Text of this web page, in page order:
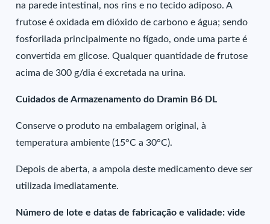
na parede intestinal, nos rins e no tecido adiposo. A
frutose é oxidada em dióxido de carbono e água; sendo
fosforilada principalmente no fígado, onde uma parte é
convertida em glicose. Qualquer quantidade de frutose
acima de 300 g/dia é excretada na urina.
Cuidados de Armazenamento do Dramin B6 DL
Conserve o produto na embalagem original, à
temperatura ambiente (15°C a 30°C).
Depois de aberta, a ampola deste medicamento deve ser
utilizada imediatamente.
Número de lote e datas de fabricação e validade: vide